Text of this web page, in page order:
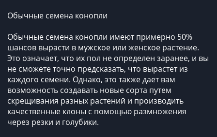
Обычные семена конопли
Обычные семена конопли имеют примерно 50%
шансов вырасти в мужское или женское растение.
Это означает, что их пол не определен заранее, и вы
не сможете точно предсказать, что вырастет из
каждого семени. Однако, это также дает вам
возможность создавать новые сорта путем
скрещивания разных растений и производить
качественные клоны с помощью размножения
через резки и голубики.